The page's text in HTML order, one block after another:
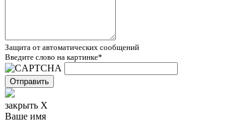
Защита от автоматических сообщений
Введите слово на картинке*
закрыть X
Ваше имя